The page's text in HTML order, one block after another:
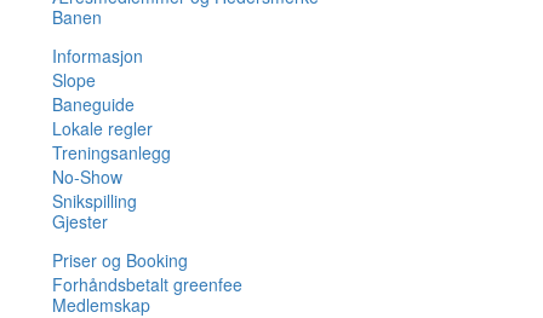
Banen
Informasjon
Slope
Baneguide
Lokale regler
Treningsanlegg
No-Show
Snikspilling
Gjester
Priser og Booking
Forhåndsbetalt greenfee
Medlemskap